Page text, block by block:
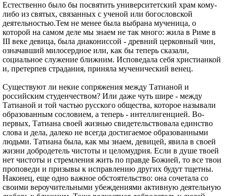
Естественно было бы посвятить университетский храм кому-
либо из святых, связанных с ученой или богословской
деятельностью.Тем не менее была выбрана мученица, о
которой на самом деле мы знаем не так много: жила в Риме в
III веке девица, была диакониссой - древний церковный чин,
означавший милосердное или, как бы теперь сказали,
социальное служение ближним. Исповедала себя христианкой
и, претерпев страдания, приняла мученический венец.
Существуют ли некие сопряжения между Татианой и
российским студенчеством? Или даже чуть шире - между
Татианой и той частью русского общества, которое называли
образованным сословием, а теперь - интеллигенцией. Во-
первых, Татиана своей жизнью свидетельствовала единство
слова и дела, далеко не всегда достигаемое образованными
людьми. Татиана была, как мы знаем, девицей, явила в своей
жизни добродетель чистоты и целомудрия. Если в душе твоей
нет чистоты и стремления жить по правде Божией, то все твои
проповеди и призывы к исправлению других будут тщетны.
Наконец, еще одно важное обстоятельство: она сочетала со
своими вероучительными убеждениями активную деятельную